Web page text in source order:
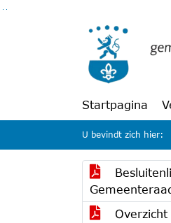
Startpagina
U bevindt zich hier: